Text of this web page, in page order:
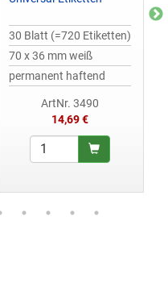
30 Blatt (=720 Etiketten)
70 x 36 mm weiß
permanent haftend
ArtNr. 3490
14,69 €